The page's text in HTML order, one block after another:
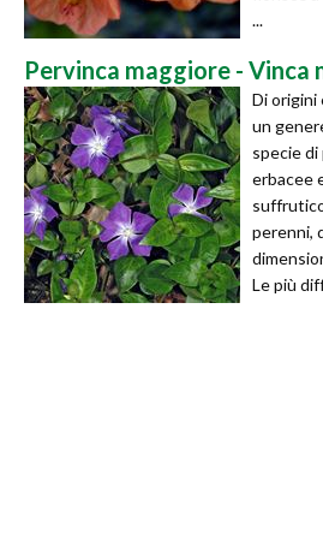
...
Pervinca maggiore - Vinca
Di origini
un
specie
erbacee
perenni,
Le più